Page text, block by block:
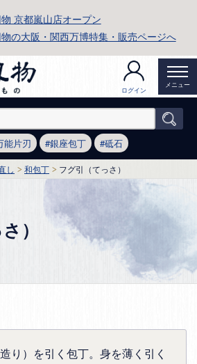
京都嵐山店オープン
の大阪・関西万博特集・販売ページへ
ログイン
メニュー
能片刃 銀座包丁 砥石
し 和包丁 フグ引（てっさ）
）
り）を引く包丁。身を薄く引く